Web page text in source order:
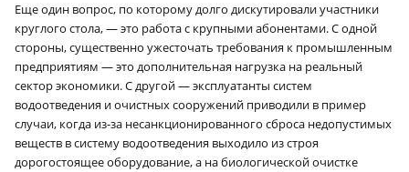
Еще один вопрос, по которому долго дискутировали участники
круглого стола, — это работа с крупными абонентами. С одной
стороны, существенно ужесточать требования к промышленным
предприятиям — это дополнительная нагрузка на реальный
сектор экономики. С другой — эксплуатанты систем
водоотведения и очистных сооружений приводили в пример
случаи, когда из-за несанкционированного сброса недопустимых
веществ в систему водоотведения выходило из строя
дорогостоящее оборудование, а на биологической очистке